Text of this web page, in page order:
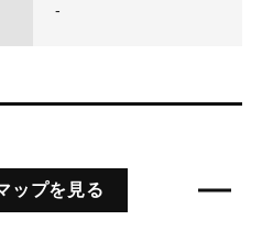
-
ップを見る